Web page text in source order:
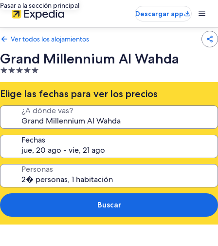
Pasar a la sección principal
Descargar app
Ver todos los alojamientos
Grand Millennium Al Wahda
Alojamiento
de
5.0 estrellas
Elige las fechas para ver los precios
¿A dónde vas?
Fechas
Personas
Buscar